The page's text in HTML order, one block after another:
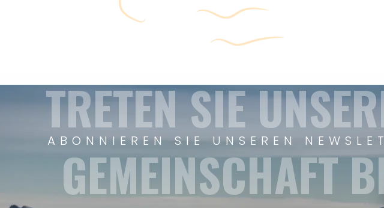
ABONNIEREN SIE UNSEREN
TRETEN SIE
GEMEINSCHAFT